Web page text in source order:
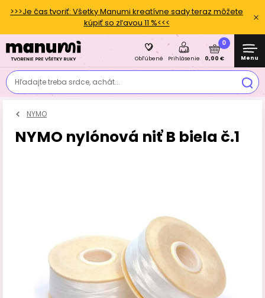
>>>Je čas tvoriť: Všetky Manumi kreatívne sady teraz môžete
kúpiť so zľavou 11 %<<<
Hľadajte treba srdce, achát...
Obľúbené Prihlásenie
0
0,00 € Menu
NYMO
NYMO nylónová niť B biela č.1